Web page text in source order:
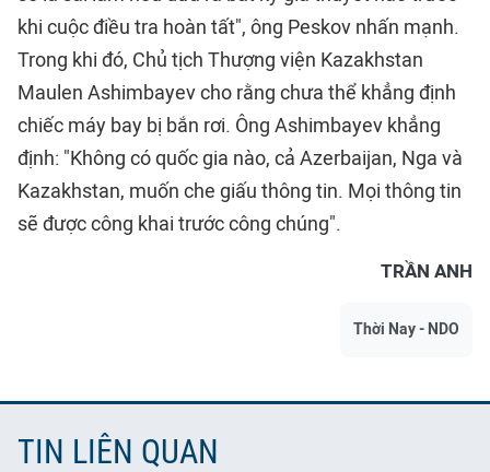
khi cuộc điều tra hoàn tất", ông Peskov nhấn mạnh.
Trong khi đó, Chủ tịch Thượng viện Kazakhstan
Maulen Ashimbayev cho rằng chưa thể khẳng định
chiếc máy bay bị bắn rơi. Ông Ashimbayev khẳng
định: "Không có quốc gia nào, cả Azerbaijan, Nga và
Kazakhstan, muốn che giấu thông tin. Mọi thông tin
sẽ được công khai trước công chúng".
TRẦN ANH
Thời Nay - NDO
TIN LIÊN QUAN